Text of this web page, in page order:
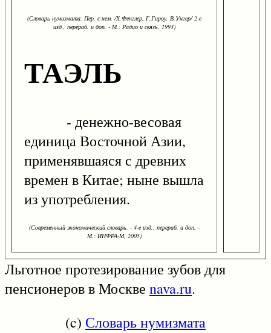
(Словарь нумизмата: Пер. с нем. /Х.Фенглер, Г.Гироу, В.Унгер/ 2-е
изд., перераб. и доп. - М.: Радио и связь, 1993)
ТАЭЛЬ
- денежно-весовая
единица Восточной Азии,
применявшаяся с древних
времен в Китае; ныне вышла
из употребления.
(Современный экономический словарь. - 4-е изд., перераб. и доп. -
М.: ИНФРА-М, 2005)
Льготное протезирование зубов для
пенсионеров в Москве nava.ru.
(c) Словарь нумизмата